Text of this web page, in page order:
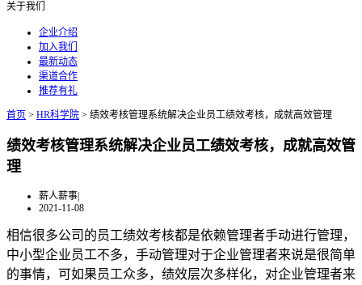
关于我们
企业介绍
加入我们
最新动态
渠道合作
推荐有礼
首页 > HR科学院 > 绩效考核管理系统解决企业员工绩效考核，成就高效管理
绩效考核管理系统解决企业员工绩效考核，成就高效管
理
薪人薪事|
2021-11-08
相信很多公司的员工绩效考核都是依赖管理者手动进行管理，
中小型企业员工不多，手动管理对于企业管理者来说是很简单
的事情，可如果员工众多，绩效层次多样化，对企业管理者来